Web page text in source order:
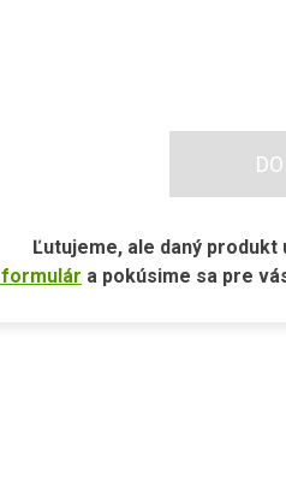
Ľutujeme, ale daný produkt
a pokúsime sa pre